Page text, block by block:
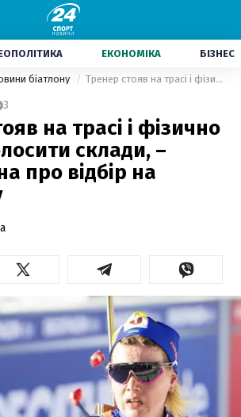
ЕКОНОМІКА БІЗНЕС
біатлону Тренер стояв на трасі і фізично не міг оголосити склади, – Меркушина про відбір на Олімпіаду
3
на трасі і фізично
склади, –
про відбір на